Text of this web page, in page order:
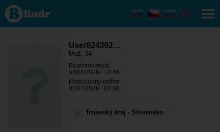
User824302350
- On hledá
někoho
Trnavský kraj -
User824302…
Muž, 34
Registrovaný/á:
04/06/2026 - 10:46
Naposledny online:
02/07/2026 - 04:38
Trnavský kraj - Slovensko